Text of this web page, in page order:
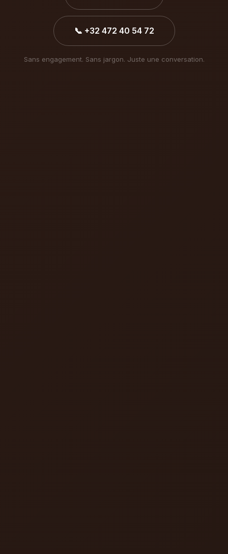
📞 +32 472 40 54 72
Sans engagement. Sans jargon. Juste une conversation.